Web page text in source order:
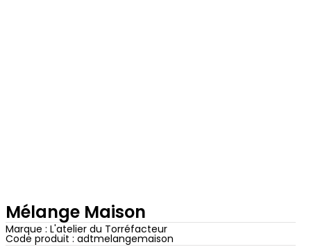
Mélange Maison
Marque : L'atelier du Torréfacteur
Code produit : adtmelangemaison